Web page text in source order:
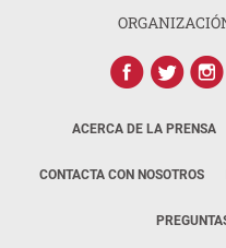
ACERCA DE LA PRENSA
CONTACTA CON NOSOTROS